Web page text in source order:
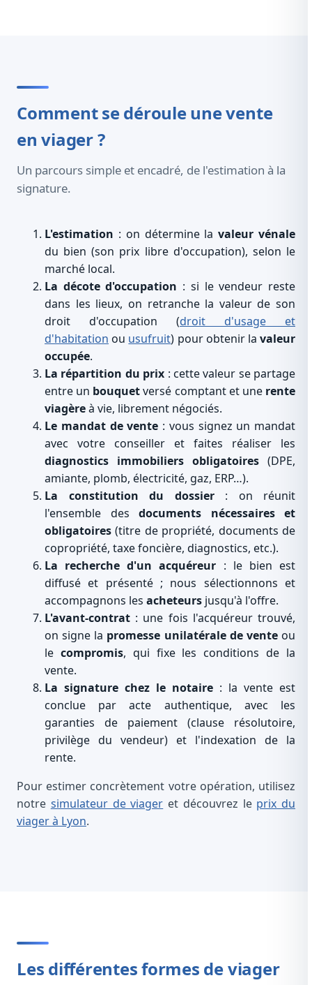
Comment se déroule une vente
en viager ?
Un parcours simple et encadré, de l'estimation à la
signature.
L'estimation : on détermine lavaleur vénale
du bien (son prix libre d'occupation), selon le
marché local.
La décote d'occupation : si le vendeur reste
dans les lieux, on retranche la valeur de son
droit d'occupation (droit d'usage et
d'habitation ou usufruit) pour obtenir lavaleur
occupée.
La répartition du prix : cette valeur se partage
entre un bouquetversé comptant et une rente
viagèreà vie, librement négociés.
Le mandat de vente : vous signez un mandat
avec votre conseiller et faites réaliser les
diagnostics immobiliers obligatoires (DPE,
amiante, plomb, électricité, gaz, ERP…).
La constitution du dossier: on réunit
l'ensemble des documents nécessaires et
obligatoires (titre de propriété, documents de
copropriété, taxe foncière, diagnostics, etc.).
La recherche d'un acquéreur : le bien est
diffusé et présenté ; nous sélectionnons et
accompagnons les acheteurs jusqu'à l'offre.
L'avant-contrat : une fois l'acquéreur trouvé,
on signe la promesse unilatérale de venteou
le compromis, qui fixe les conditions de la
vente.
La signature chez le notaire : la vente est
conclue par acte authentique, avec les
garanties de paiement (clause résolutoire,
privilège du vendeur) et l'indexation de la
rente.
Pour estimer concrètement votre opération, utilisez
notre simulateur de viager et découvrez le prix du
viager à Lyon.
Les différentes formes de viager